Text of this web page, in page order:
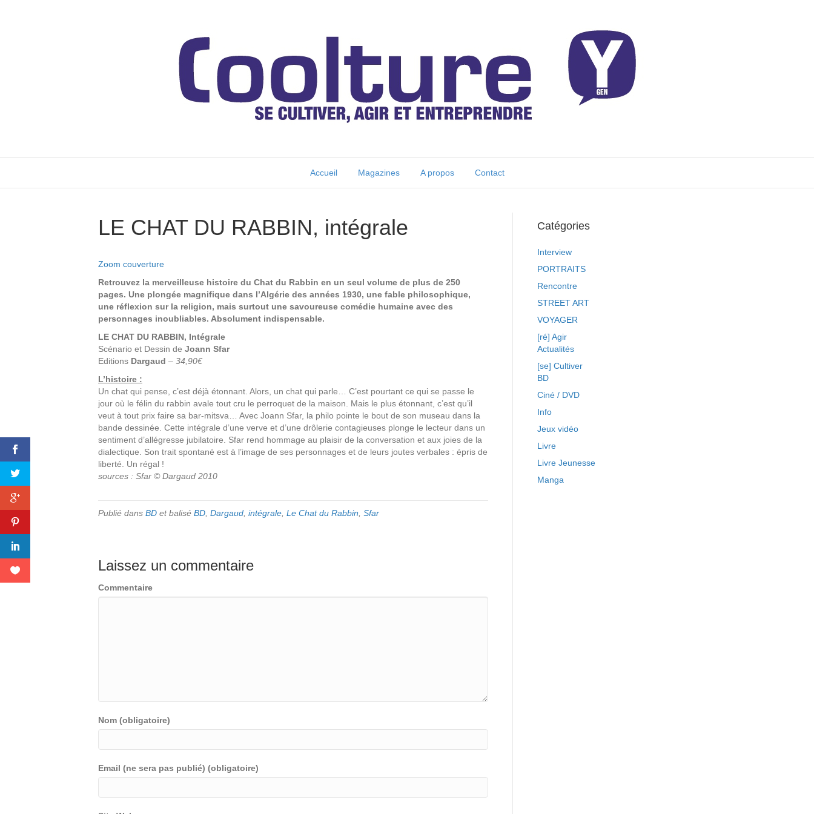
Accueil Magazines A propos Contact
LE CHAT DU RABBIN, intégrale
Zoom couverture
Retrouvez la merveilleuse histoire du Chat du Rabbin en un seul volume de plus de 250
pages. Une plongée magnifique dans l’Algérie des années 1930, une fable philosophique,
une réflexion sur la religion, mais surtout une savoureuse comédie humaine avec des
personnages inoubliables. Absolument indispensable.
LE CHAT DU RABBIN, Intégrale
Scénario et Dessin de Joann Sfar
Editions Dargaud – 34,90€
L’histoire :
Un chat qui pense, c’est déjà étonnant. Alors, un chat qui parle… C’est pourtant ce qui se passe le
jour où le félin du rabbin avale tout cru le perroquet de la maison. Mais le plus étonnant, c’est qu’il
veut à tout prix faire sa bar-mitsva… Avec Joann Sfar, la philo pointe le bout de son museau dans la
bande dessinée. Cette intégrale d’une verve et d’une drôlerie contagieuses plonge le lecteur dans un
sentiment d’allégresse jubilatoire. Sfar rend hommage au plaisir de la conversation et aux joies de la
dialectique. Son trait spontané est à l’image de ses personnages et de leurs joutes verbales : épris de
liberté. Un régal !
sources : Sfar © Dargaud 2010
Publié dans BD et balisé BD Dargaud intégrale Le Chat du Rabbin Sfar
Laissez un commentaire
Commentaire
Nom (obligatoire)
Email (ne sera pas publié) (obligatoire)
Catégories
Interview
PORTRAITS
Rencontre
STREET ART
VOYAGER
[ré] Agir
Actualités
[se] Cultiver
BD
Ciné / DVD
Info
Jeux vidéo
Livre
Livre Jeunesse
Manga